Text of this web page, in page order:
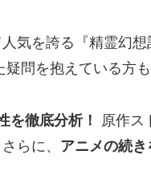
気を誇る『精霊幻
疑問を抱えている方
を徹底分析！
原作ス
らに、 アニメの続